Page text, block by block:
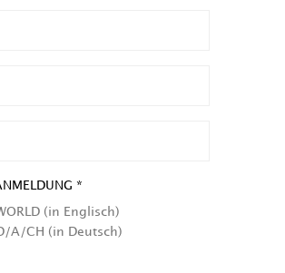
*
(in Englisch)
A/CH (in Deutsch)